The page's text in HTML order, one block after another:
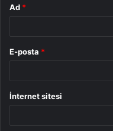
Ad *
E-posta *
İnternet sitesi